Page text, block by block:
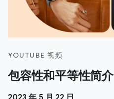
YOUTUBE 视频
包容性和平等性简介